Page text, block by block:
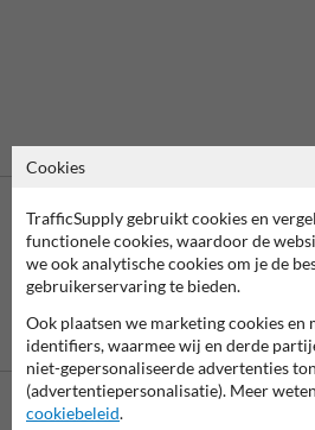
Vooruitbetaling
per bank
Cookies
TrafficSupply gebruikt cookies en
functionele cookies, waardoor de
we ook analytische cookies om je de
gebruikerservaring te bieden.
Ook plaatsen we marketing cookies
identifiers, waarmee wij en derde
niet-gepersonaliseerde advertenties
(advertentiepersonalisatie). Meer
cookiebeleid.